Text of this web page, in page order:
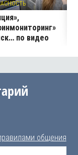
по видео
общения